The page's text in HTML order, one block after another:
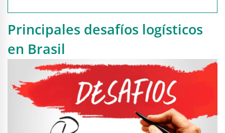
Principales desafíos logísticos
en Brasil